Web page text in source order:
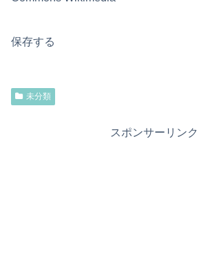
保存する
未分類
スポンサーリンク